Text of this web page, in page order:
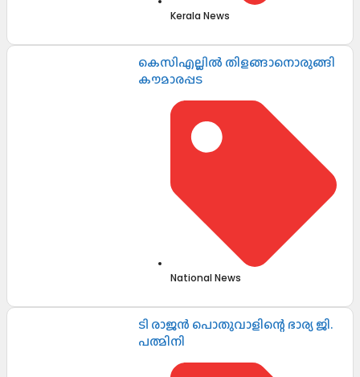
Kerala News
കെസിഎല്ലിൽ തിളങ്ങാനൊരുങ്ങി
കൗമാരപ്പട
National News
ടി രാജൻ പൊതുവാളിന്റെ ഭാര്യ ജി.
പത്മിനി